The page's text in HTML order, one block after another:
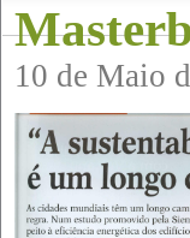
10 de Maio